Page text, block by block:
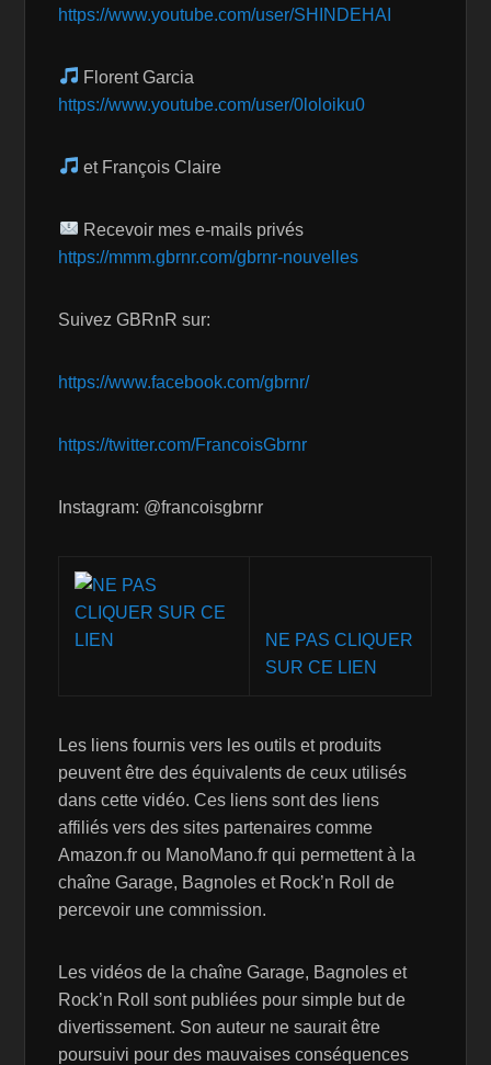
https://www.youtube.com/user/SHINDEHAI
Florent Garcia
https://www.youtube.com/user/0loloiku0
et François Claire
Recevoir mes e-mails privés
https://mmm.gbrnr.com/gbrnr-nouvelles
Suivez GBRnR sur:
https://www.facebook.com/gbrnr/
https://twitter.com/FrancoisGbrnr
Instagram: @francoisgbrnr
NE PAS CLIQUER
SUR CE LIEN
Les liens fournis vers les outils et produits
peuvent être des équivalents de ceux utilisés
dans cette vidéo. Ces liens sont des liens
affiliés vers des sites partenaires comme
Amazon.fr ou ManoMano.fr qui permettent à la
chaîne Garage, Bagnoles et Rock’n Roll de
percevoir une commission.
Les vidéos de la chaîne Garage, Bagnoles et
Rock’n Roll sont publiées pour simple but de
divertissement. Son auteur ne saurait être
poursuivi pour des mauvaises conséquences